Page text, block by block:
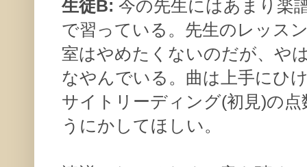
生徒B: 今の先生にはあまり楽
で習っている。先生のレッス
室はやめたくないのだが、や
なやんでいる。曲は上手にひ
サイトリーディング(初見)の
うにかしてほしい。